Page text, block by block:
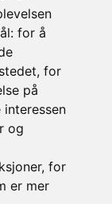
for å
, for
på
og
, for
er mer